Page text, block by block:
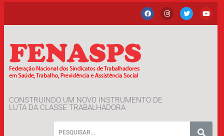
CONSTRUINDO UM NOVO INSTRUMENTO DE
LUTA DA CLASSE TRABALHADORA